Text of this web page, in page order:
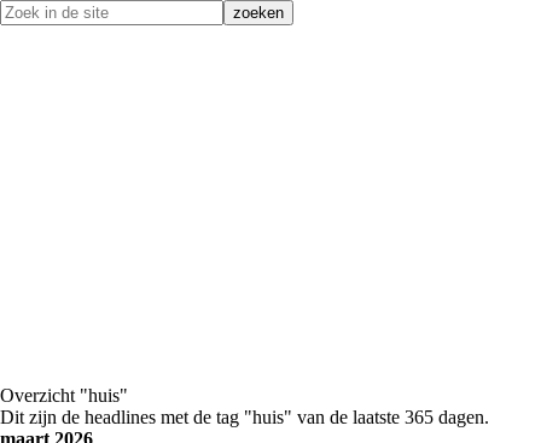
Overzicht "huis"
Dit zijn de headlines met de tag "huis" van de laatste 365 dagen.
maart 2026